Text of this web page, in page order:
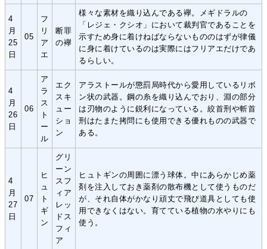
4
月
25
日
05
フ
リ
ア
エ
断罪
の襷
様々な素材を織り込んである襷。メギドラルの
「レジェ・クシオ」において裁判官であることを
示すため身に着けねばならないもののはずが律儀
に身に着けているのは実際にはフリアエだけであ
るらしい。
4
月
26
日
06
ア
ラ
ス
ト
ー
ル
エク
スキ
ュー
ショ
ン
アラストールが懲罰局時代から愛用しているリボ
ン状の武器。鋼の糸を織り込んでおり、淵の部分
は刃物のように鋭利になっている。絞首刑や斬首
刑はたまた拷問にも使用できる優れものの武器で
ある。
4
月
27
日
07
ヒ
ュ
ト
ギ
ン
グリ
ーン
スフ
ィア
レッ
ドス
フィ
ア
ヒュトギンの周囲に漂う球体。中にあらかじめ薬
剤を注入しておき薬剤の散布機として使うものだ
が、それ自体がかなり頑丈で飛び道具としても使
用できなくはない。育てている植物の水やりにも
使う。